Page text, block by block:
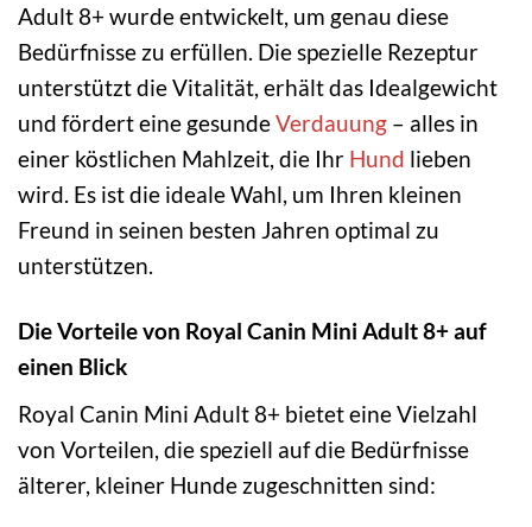
Adult 8+ wurde entwickelt, um genau diese
Bedürfnisse zu erfüllen. Die spezielle Rezeptur
unterstützt die Vitalität, erhält das Idealgewicht
und fördert eine gesundeVerdauung – alles in
einer köstlichen Mahlzeit, die Ihr Hund lieben
wird. Es ist die ideale Wahl, um Ihren kleinen
Freund in seinen besten Jahren optimal zu
unterstützen.
Die Vorteile von Royal Canin Mini Adult 8+ auf
einen Blick
Royal Canin Mini Adult 8+ bietet eine Vielzahl
von Vorteilen, die speziell auf die Bedürfnisse
älterer, kleiner Hunde zugeschnitten sind: